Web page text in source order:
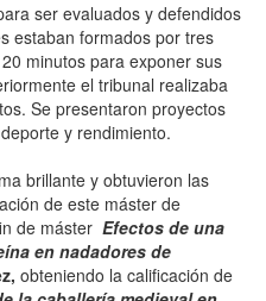
ser evaluados y defendidos
estaban formados por tres
minutos para exponer sus
el tribunal realizaba
Se presentaron proyectos
y rendimiento.
brillante y obtuvieron las
de este máster de
de máster Efectos de una
en nadadores de
obteniendo la calificación de